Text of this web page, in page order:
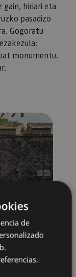
hiriari eta
pasadizo
Gogoratu
monumentu.
de